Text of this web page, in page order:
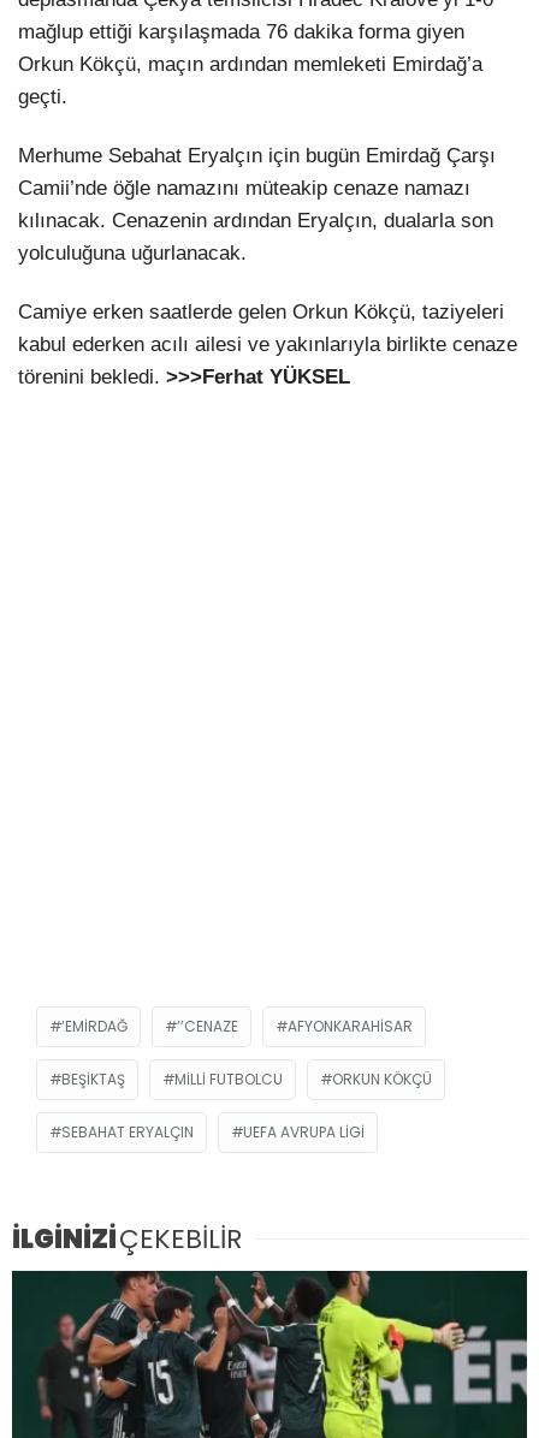
mağlup ettiği karşılaşmada 76 dakika forma giyen
Orkun Kökçü, maçın ardından memleketi Emirdağ’a
geçti.
Merhume Sebahat Eryalçın için bugün Emirdağ Çarşı
Camii’nde öğle namazını müteakip cenaze namazı
kılınacak. Cenazenin ardından Eryalçın, dualarla son
yolculuğuna uğurlanacak.
Camiye erken saatlerde gelen Orkun Kökçü, taziyeleri
kabul ederken acılı ailesi ve yakınlarıyla birlikte cenaze
törenini bekledi. >>>Ferhat YÜKSEL
‘EMIRDAĞ ’’CENAZE AFYONKARAHISAR
BEŞIKTAŞ MILLI FUTBOLCU ORKUN KÖKÇÜ
SEBAHAT ERYALÇIN UEFA AVRUPA LIGI
İLGİNİZİÇEKEBİLİR